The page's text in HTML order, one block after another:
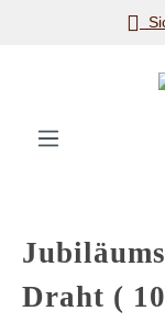
Zum Hauptinhalt
Draht (